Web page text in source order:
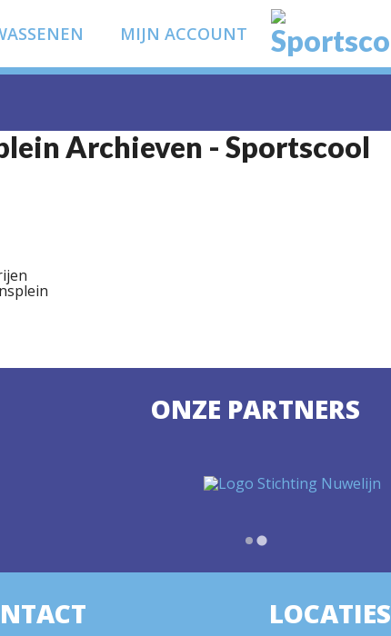
MIJN ACCOUNT
Archieven - Sportscool
ONZE PARTNERS
LOCATIES